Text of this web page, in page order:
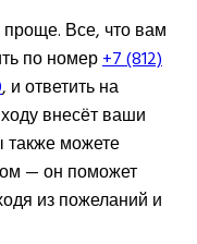
Все, что вам
по номер+7 (812)
, и ответить на
внесёт ваши
можете
— он поможет
из пожеланий и